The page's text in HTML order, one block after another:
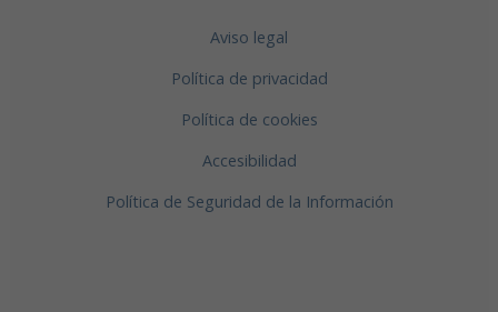
Aviso legal
Política de privacidad
Política de cookies
Accesibilidad
Política de Seguridad de la Información